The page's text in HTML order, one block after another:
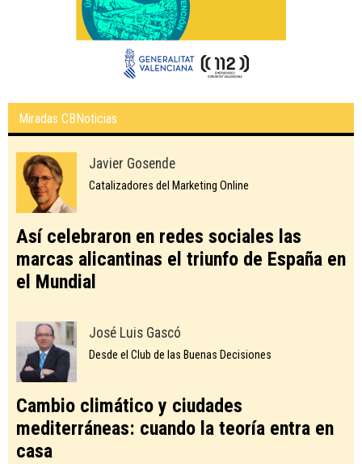
Miradas CBNoticias
Javier Gosende
Catalizadores del Marketing Online
Así celebraron en redes sociales las
marcas alicantinas el triunfo de España en
el Mundial
José Luis Gascó
Desde el Club de las Buenas Decisiones
Cambio climático y ciudades
mediterráneas: cuando la teoría entra en
casa